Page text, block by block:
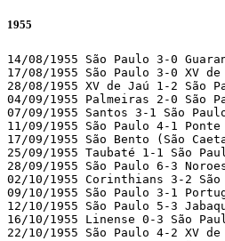
1955
14/08/1955 São Paulo 3-0
17/08/1955 São Paulo 3-0 XV
28/08/1955 XV de Jaú 1-2 São
04/09/1955 Palmeiras 2-0 São
07/09/1955 Santos 3-1 São
11/09/1955 São Paulo 4-1
17/09/1955 São Bento (São
25/09/1955 Taubaté 1-1 São
28/09/1955 São Paulo 6-3
02/10/1955 Corinthians 3-2 São
09/10/1955 São Paulo 3-1
12/10/1955 São Paulo 5-3
16/10/1955 Linense 0-3 São
22/10/1955 São Paulo 4-2 XV de